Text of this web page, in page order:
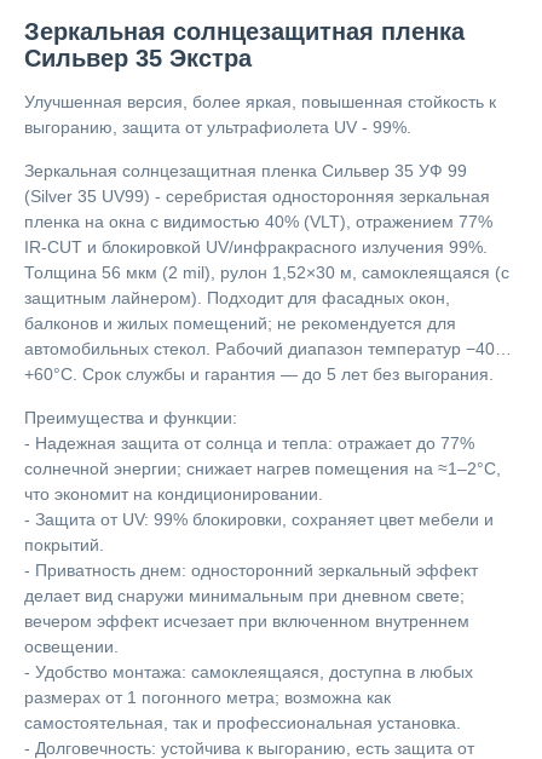
Зеркальная солнцезащитная пленка
Сильвер 35 Экстра
Улучшенная версия, более яркая, повышенная стойкость к
выгоранию, защита от ультрафиолета UV - 99%.
Зеркальная солнцезащитная пленка Сильвер 35 УФ 99
(Silver 35 UV99) - серебристая односторонняя зеркальная
пленка на окна с видимостью 40% (VLT), отражением 77%
IR‑CUT и блокировкой UV/инфракрасного излучения 99%.
Толщина 56 мкм (2 mil), рулон 1,52×30 м, самоклеящаяся (с
защитным лайнером). Подходит для фасадных окон,
балконов и жилых помещений; не рекомендуется для
автомобильных стекол. Рабочий диапазон температур −40…
+60°C. Срок службы и гарантия — до 5 лет без выгорания.
Преимущества и функции:
- Надежная защита от солнца и тепла: отражает до 77%
солнечной энергии; снижает нагрев помещения на ≈1–2°C,
что экономит на кондиционировании.
- Защита от UV: 99% блокировки, сохраняет цвет мебели и
покрытий.
- Приватность днем: односторонний зеркальный эффект
делает вид снаружи минимальным при дневном свете;
вечером эффект исчезает при включенном внутреннем
освещении.
- Удобство монтажа: самоклеящаяся, доступна в любых
размерах от 1 погонного метра; возможна как
самостоятельная, так и профессиональная установка.
- Долговечность: устойчива к выгоранию, есть защита от